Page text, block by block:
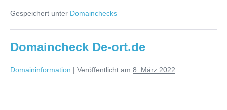
stuhl.net
Gespeichert unter Domainchecks
Domaincheck De-ort.de
Domaininformation | Veröffentlicht am 8. März 2022